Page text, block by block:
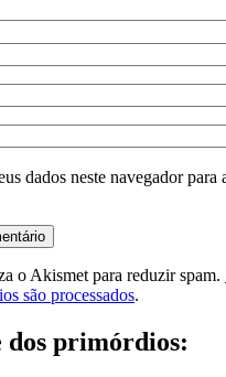
dados neste navegador
o Akismet para reduzir spam.
são processados.
dos primórdios: